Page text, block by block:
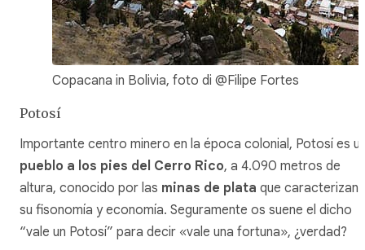
Copacana in Bolivia, foto di @Filipe Fortes
Potosí
Importante centro minero en la época colonial, Potosí es
pueblo a los pies del Cerro Rico, a 4.090 metros de
altura, conocido por las minas de plata que caracterizan
su fisonomía y economía. Seguramente os suene el dicho
“vale un Potosí” para decir «vale una fortuna», ¿verdad?